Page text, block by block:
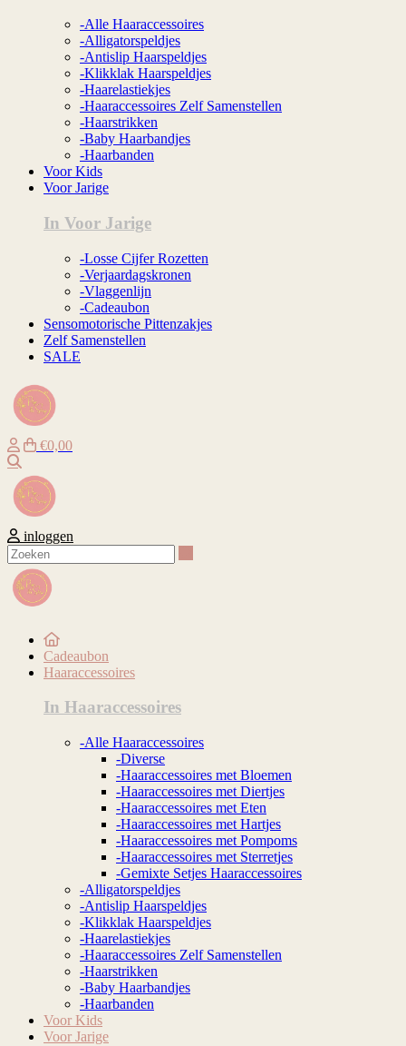
-Alle Haaraccessoires
-Alligatorspeldjes
-Antislip Haarspeldjes
-Klikklak Haarspeldjes
-Haarelastiekjes
-Haaraccessoires Zelf Samenstellen
-Haarstrikken
-Baby Haarbandjes
-Haarbanden
Voor Kids
Voor Jarige
In Voor Jarige
-Losse Cijfer Rozetten
-Verjaardagskronen
-Vlaggenlijn
-Cadeaubon
Sensomotorische Pittenzakjes
Zelf Samenstellen
SALE
€0,00
inloggen
Cadeaubon
Haaraccessoires
In Haaraccessoires
-Alle Haaraccessoires
-Diverse
-Haaraccessoires met Bloemen
-Haaraccessoires met Diertjes
-Haaraccessoires met Eten
-Haaraccessoires met Hartjes
-Haaraccessoires met Pompoms
-Haaraccessoires met Sterretjes
-Gemixte Setjes Haaraccessoires
-Alligatorspeldjes
-Antislip Haarspeldjes
-Klikklak Haarspeldjes
-Haarelastiekjes
-Haaraccessoires Zelf Samenstellen
-Haarstrikken
-Baby Haarbandjes
-Haarbanden
Voor Kids
Voor Jarige